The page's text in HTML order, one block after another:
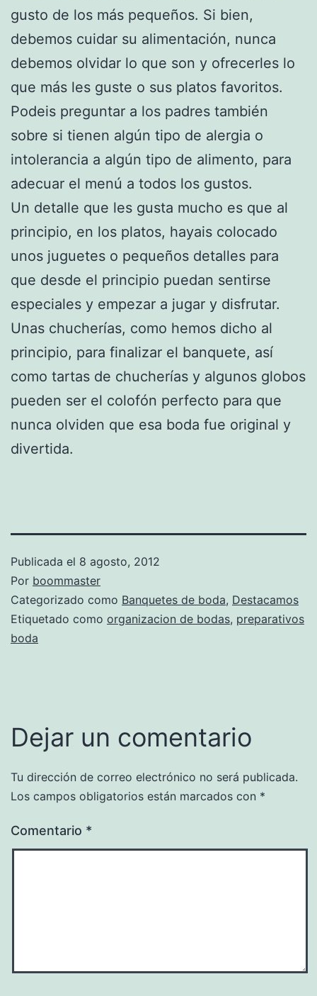
gusto de los más pequeños. Si bien,
debemos cuidar su alimentación, nunca
debemos olvidar lo que son y ofrecerles lo
que más les guste o sus platos favoritos.
Podeis preguntar a los padres también
sobre si tienen algún tipo de alergia o
intolerancia a algún tipo de alimento, para
adecuar el menú a todos los gustos.
Un detalle que les gusta mucho es que al
principio, en los platos, hayais colocado
unos juguetes o pequeños detalles para
que desde el principio puedan sentirse
especiales y empezar a jugar y disfrutar.
Unas chucherías, como hemos dicho al
principio, para finalizar el banquete, así
como tartas de chucherías y algunos globos
pueden ser el colofón perfecto para que
nunca olviden que esa boda fue original y
divertida.
Publicada el 8 agosto, 2012
Por boommaster
Categorizado como Banquetes de boda, Destacamos
Etiquetado como organizacion de bodas, preparativos
boda
Dejar un comentario
Tu dirección de correo electrónico no será publicada.
Los campos obligatorios están marcados con *
Comentario *